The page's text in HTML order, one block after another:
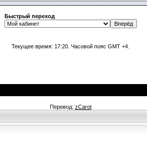
Быстрый переход
Текущее время: 17:20 . Часовой пояс GMT +4.
Перевод: zCarot